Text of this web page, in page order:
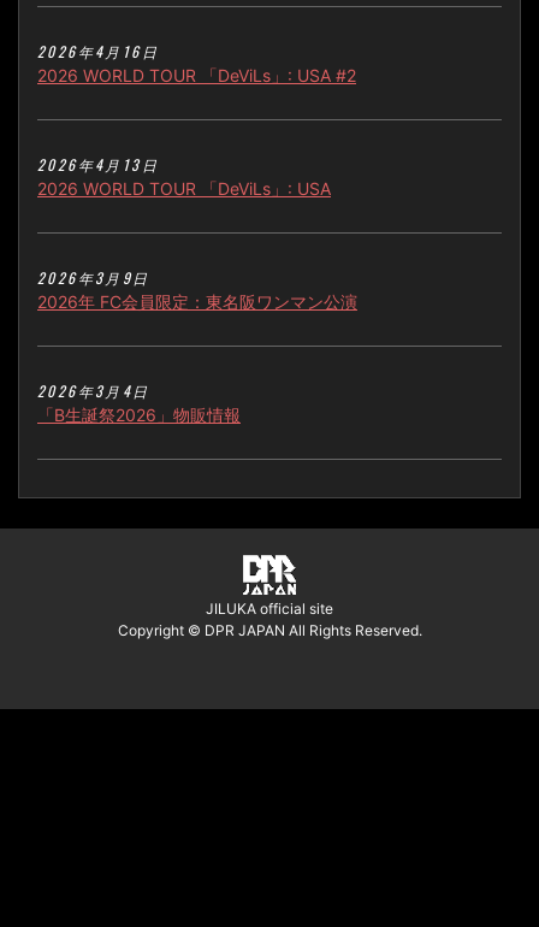
2026年4月16日
2026 WORLD TOUR 「DeViLs」: USA #2
2026年4月13日
2026 WORLD TOUR 「DeViLs」: USA
2026年3月9日
2026年 FC会員限定：東名阪ワンマン公演
2026年3月4日
「B生誕祭2026」物販情報
JILUKA official site
Copyright © DPR JAPAN All Rights Reserved.